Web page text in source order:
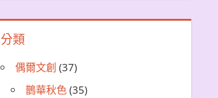
分類
偶爾文創 (37)
鵲華秋色(35)